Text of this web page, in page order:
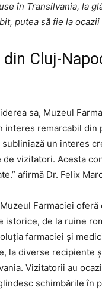
în Transilvania, la
putea să fie la
Cluj-
sa, Muzeul
interes remarcabil
un interes
vizitatori. Acesta
afirmă Dr. Felix
Farmaciei
istorice, de la ruine
farmaciei și
la diverse recipiente
Vizitatorii au
schimbările